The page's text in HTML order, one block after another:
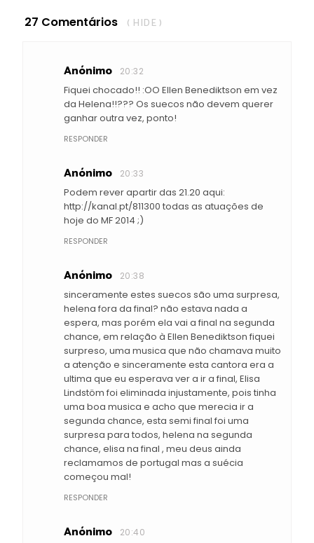
27 Comentários ( HIDE )
Anónimo 20:32
Fiquei chocado!! :OO Ellen Benediktson em vez
da Helena!!??? Os suecos não devem querer
ganhar outra vez, ponto!
RESPONDER
Anónimo 20:33
Podem rever apartir das 21.20 aqui:
http://kanal.pt/811300 todas as atuações de
hoje do MF 2014 ;)
RESPONDER
Anónimo 20:38
sinceramente estes suecos são uma surpresa,
helena fora da final? não estava nada a
espera, mas porém ela vai a final na segunda
chance, em relação à Ellen Benediktson fiquei
surpreso, uma musica que não chamava muito
a atenção e sinceramente esta cantora era a
ultima que eu esperava ver a ir a final, Elisa
Lindstöm foi eliminada injustamente, pois tinha
uma boa musica e acho que merecia ir a
segunda chance, esta semi final foi uma
surpresa para todos, helena na segunda
chance, elisa na final , meu deus ainda
reclamamos de portugal mas a suécia
começou mal!
RESPONDER
Anónimo 20:40